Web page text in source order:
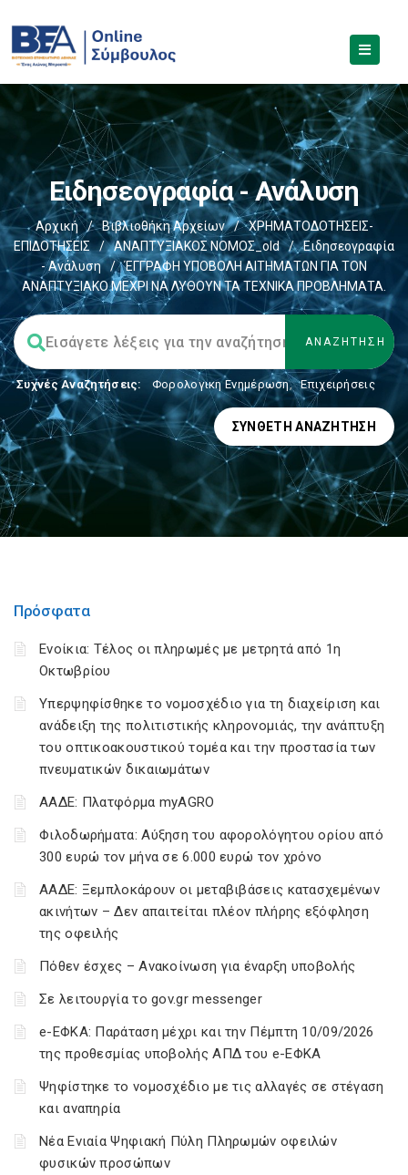
Ειδησεογραφία - Ανάλυση
Αρχική / Βιβλιοθήκη Αρχείων /
ΧΡΗΜΑΤΟΔΟΤΗΣΕΙΣ-
ΕΠΙΔΟΤΗΣΕΙΣ
/ ΑΝΑΠΤΥΞΙΑΚΟΣ ΝΟΜΟΣ_old /
Ειδησεογραφία
- Ανάλυση
/
ΈΓΓΡΑΦΗ ΥΠΟΒΟΛΗ ΑΙΤΗΜΑΤΩΝ ΓΙΑ ΤΟΝ
ΑΝΑΠΤΥΞΙΑΚΟ ΜΕΧΡΙ ΝΑ ΛΥΘΟΥΝ ΤΑ ΤΕΧΝΙΚΑ ΠΡΟΒΛΗΜΑΤΑ.
Συχνές Αναζητήσεις: Φορολογικη Ενημέρωση, Επιχειρήσεις
ΣΎΝΘΕΤΗ ΑΝΑΖΉΤΗΣΗ
Πρόσφατα
Ενοίκια: Τέλος οι πληρωμές με μετρητά από 1η
Οκτωβρίου
Υπερψηφίσθηκε το νομοσχέδιο για τη διαχείριση και
ανάδειξη της πολιτιστικής κληρονομιάς, την ανάπτυξη
του οπτικοακουστικού τομέα και την προστασία των
πνευματικών δικαιωμάτων
ΑΑΔΕ: Πλατφόρμα myAGRO
Φιλοδωρήματα: Αύξηση του αφορολόγητου ορίου από
300 ευρώ τον μήνα σε 6.000 ευρώ τον χρόνο
ΑΑΔΕ: Ξεμπλοκάρουν οι μεταβιβάσεις κατασχεμένων
ακινήτων – Δεν απαιτείται πλέον πλήρης εξόφληση
της οφειλής
Πόθεν έσχες – Ανακοίνωση για έναρξη υποβολής
Σε λειτουργία το gov.gr messenger
e-ΕΦΚΑ: Παράταση μέχρι και την Πέμπτη 10/09/2026
της προθεσμίας υποβολής ΑΠΔ του e-ΕΦΚΑ
Ψηφίστηκε το νομοσχέδιο με τις αλλαγές σε στέγαση
και αναπηρία
Νέα Ενιαία Ψηφιακή Πύλη Πληρωμών οφειλών
φυσικών προσώπων